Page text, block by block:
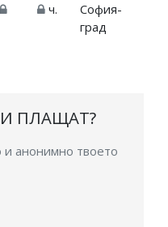
ч.
София-
град
ПЛАЩАТ?
и анонимно твоето